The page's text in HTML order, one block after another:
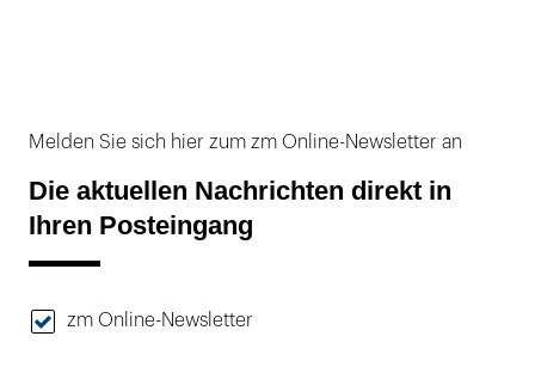
Melden Sie sich hier zum zm Online-Newsletter an
Die aktuellen Nachrichten direkt in
Ihren Posteingang
zm Online-Newsletter